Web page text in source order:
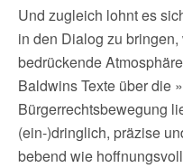
Und zugleich lohnt es
in den Dialog zu
bedrückende
Baldwins Texte über die
Bürgerrechtsbewegung
(ein-)dringlich, präzise
bebend wie